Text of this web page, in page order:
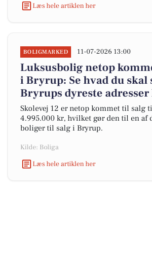
Læs hele artiklen her
BOLIGMARKED 11-07-2026 13:00
Luksusbolig netop
i Bryrup: Se hvad du skal
Bryrups dyreste
Skolevej 12 er netop kommet til salg
4.995.000 kr, hvilket gør den til en af
boliger til salg i Bryrup.
Kilde: Boliga
Læs hele artiklen her